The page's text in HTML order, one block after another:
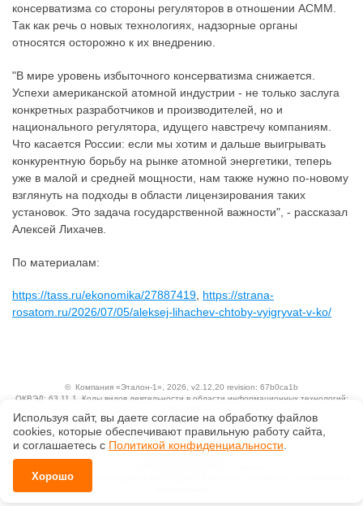
консерватизма со стороны регуляторов в отношении АСММ.
Так как речь о новых технологиях, надзорные органы
относятся осторожно к их внедрению.
"В мире уровень избыточного консерватизма снижается.
Успехи американской атомной индустрии - не только заслуга
конкретных разработчиков и производителей, но и
национального регулятора, идущего навстречу компаниям.
Что касается России: если мы хотим и дальше выигрывать
конкурентную борьбу на рынке атомной энергетики, теперь
уже в малой и средней мощности, нам также нужно по-новому
взглянуть на подходы в области лицензирования таких
установок. Это задача государственной важности", - рассказал
Алексей Лихачев.
По материалам:
https://tass.ru/ekonomika/27887419 https://strana-
rosatom.ru/2026/07/05/aleksej-lihachev-chtoby-vyigryvat-v-ko/
© Компания «Эталон-1» , 2026, v2.12.20 revision: 67b0ca1b
ОКВЭД: 63.11.1, Коды видов деятельности в области информационных технологий:
Ценовая политика
Технологии
Справка о регистрации продуктов АО «Кодекс» в Реестре российского программного
Используя сайт, вы даете согласие на обработку файлов
сооkiеs, которые обеспечивают правильную работу сайта,
и соглашаетесь с Политикой конфиденциальности
Хорошо